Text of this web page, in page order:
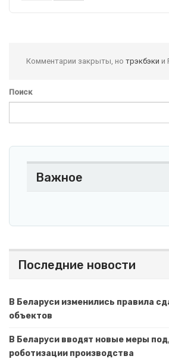
Комментарии закрыты, но трэкбэки и
Поиск
Важное
Последние новости
В Беларуси изменились правила
объектов
В Беларуси вводят новые меры
роботизации производства